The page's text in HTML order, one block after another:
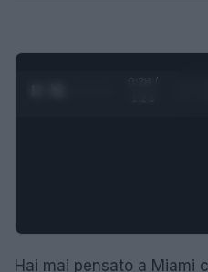
0:28 /
Hai mai pensato a Miami